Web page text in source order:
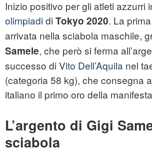
Inizio positivo per gli atleti azzurri
olimpiadidi Tokyo 2020. La
arrivata nella sciabola maschile,
Samele, che però si ferma
successo di Vito Dell’Aquila nel
(categoria 58 kg), che consegna
italiano il primo oro della
L’argento di Gigi
sciabola